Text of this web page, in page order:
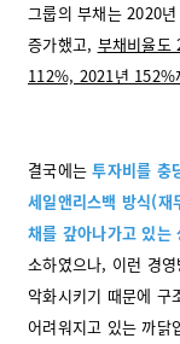
그룹의 부채는 2020
증가했고, 부채비율도
112%, 2021년 152%
결국에는투자비를 충
세일앤리스백 방식(
채를 갚아나가고 있는
소하였으나, 이런 경
악화시키기 때문에 구
어려워지고 있는 까닭